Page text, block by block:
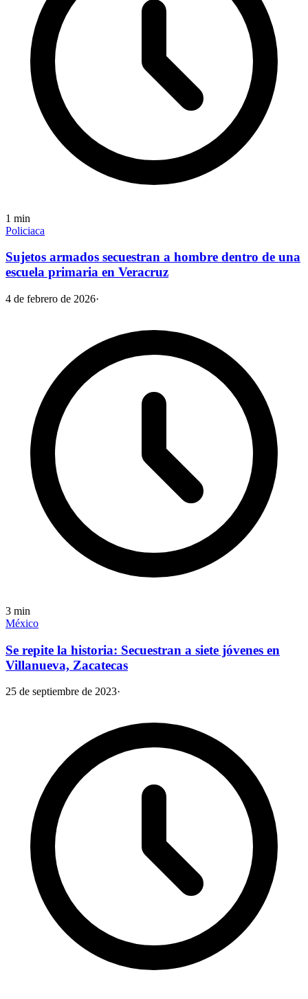
1 min
Policiaca
Sujetos armados secuestran a hombre dentro de una
escuela primaria en Veracruz
4 de febrero de 2026·
3 min
México
Se repite la historia: Secuestran a siete jóvenes en
Villanueva, Zacatecas
25 de septiembre de 2023·